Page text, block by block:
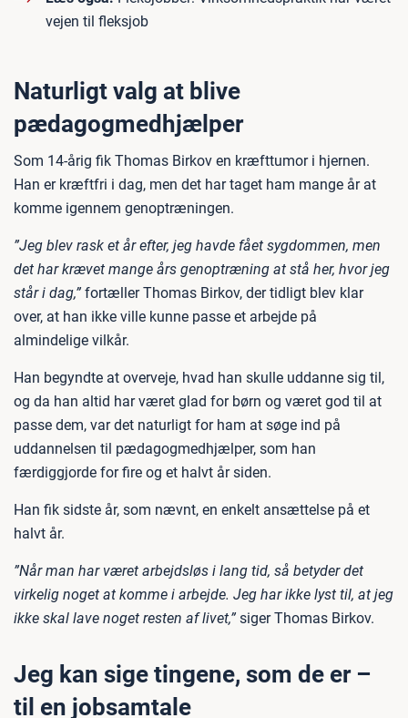
vejen til fleksjob
Naturligt valg at blive
pædagogmedhjælper
Som 14-årig fik Thomas Birkov en kræfttumor i hjernen.
Han er kræftfri i dag, men det har taget ham mange år at
komme igennem genoptræningen.
”Jeg blev rask et år efter, jeg havde fået sygdommen, men
det har krævet mange års genoptræning at stå her, hvor jeg
står i dag,” fortæller Thomas Birkov, der tidligt blev klar
over, at han ikke ville kunne passe et arbejde på
almindelige vilkår.
Han begyndte at overveje, hvad han skulle uddanne sig til,
og da han altid har været glad for børn og været god til at
passe dem, var det naturligt for ham at søge ind på
uddannelsen til pædagogmedhjælper, som han
færdiggjorde for fire og et halvt år siden.
Han fik sidste år, som nævnt, en enkelt ansættelse på et
halvt år.
”Når man har været arbejdsløs i lang tid, så betyder det
virkelig noget at komme i arbejde. Jeg har ikke lyst til, at jeg
ikke skal lave noget resten af livet,” siger Thomas Birkov.
Jeg kan sige tingene, som de er –
til en jobsamtale